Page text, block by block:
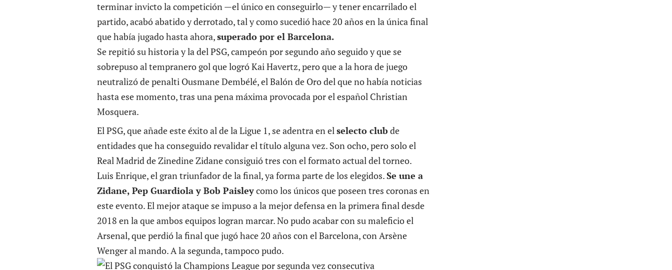
terminar invicto la competición —el único en conseguirlo— y tener encarrilado el
partido, acabó abatido y derrotado, tal y como sucedió hace 20 años en la única final
que había jugado hasta ahora,superado por el Barcelona.
Se repitió su historia y la del PSG, campeón por segundo año seguido y que se
sobrepuso al tempranero gol que logró Kai Havertz, pero que a la hora de juego
neutralizó de penalti Ousmane Dembélé, el Balón de Oro del que no había noticias
hasta ese momento, tras una pena máxima provocada por el español Christian
Mosquera.
El PSG, que añade este éxito al de la Ligue 1, se adentra en elselecto club de
entidades que ha conseguido revalidar el título alguna vez. Son ocho, pero solo el
Real Madrid de Zinedine Zidane consiguió tres con el formato actual del torneo.
Luis Enrique, el gran triunfador de la final, ya forma parte de los elegidos.Se une a
Zidane, Pep Guardiola y Bob Paisleycomo los únicos que poseen tres coronas en
este evento. El mejor ataque se impuso a la mejor defensa en la primera final desde
2018 en la que ambos equipos logran marcar. No pudo acabar con su maleficio el
Arsenal, que perdió la final que jugó hace 20 años con el Barcelona, con Arsène
Wenger al mando. A la segunda, tampoco pudo.